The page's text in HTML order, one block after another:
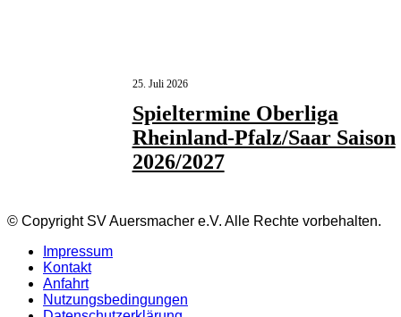
25. Juli 2026
Spieltermine Oberliga
Rheinland-Pfalz/Saar Saison
2026/2027
© Copyright SV Auersmacher e.V. Alle Rechte vorbehalten.
Impressum
Kontakt
Anfahrt
Nutzungsbedingungen